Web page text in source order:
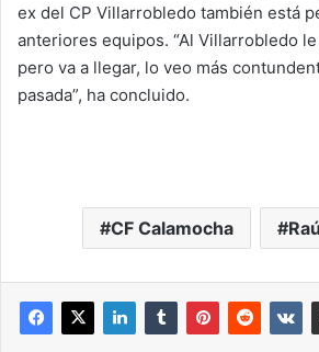
ex del CP Villarrobledo también está
anteriores equipos. “Al Villarrobledo
pero va a llegar, lo veo más
pasada”, ha concluido.
CF Calamocha